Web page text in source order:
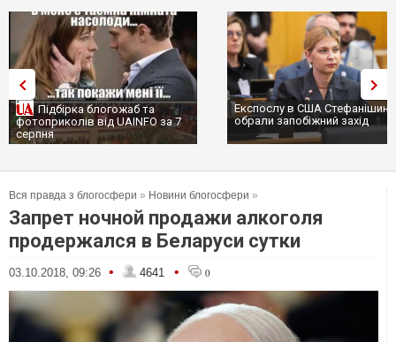
Підбірка блогожаб та
фотоприколів від UAINFO за 7
серпня
Експослу в США
обрали запобіжний захід
Вся правда з блогосфери » Новини блогосфери »
Запрет ночной продажи алкоголя
продержался в Беларуси сутки
03.10.2018, 09:26 • 4641 • 0